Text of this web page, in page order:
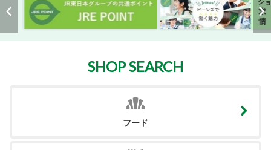
SHOP SEARCH
フード